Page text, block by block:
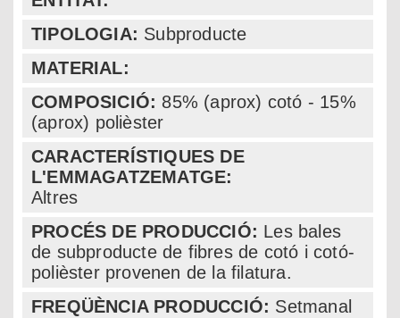
TIPOLOGIA: Subproducte
MATERIAL:
COMPOSICIÓ: 85% (aprox) cotó - 15%
(aprox) polièster
CARACTERÍSTIQUES DE
L'EMMAGATZEMATGE:
Altres
PROCÉS DE PRODUCCIÓ: Les bales
de subproducte de fibres de cotó i cotó-
polièster provenen de la filatura.
FREQÜÈNCIA PRODUCCIÓ: Setmanal